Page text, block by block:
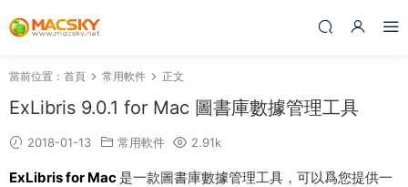
當前位置： 首頁 常用軟件 正文
ExLibris 9.0.1 for Mac 圖書庫數據管理工具
2018-01-13 常用軟件 2.91k
ExLibris for Mac 是一款圖書庫數據管理工具，可以爲您提供一